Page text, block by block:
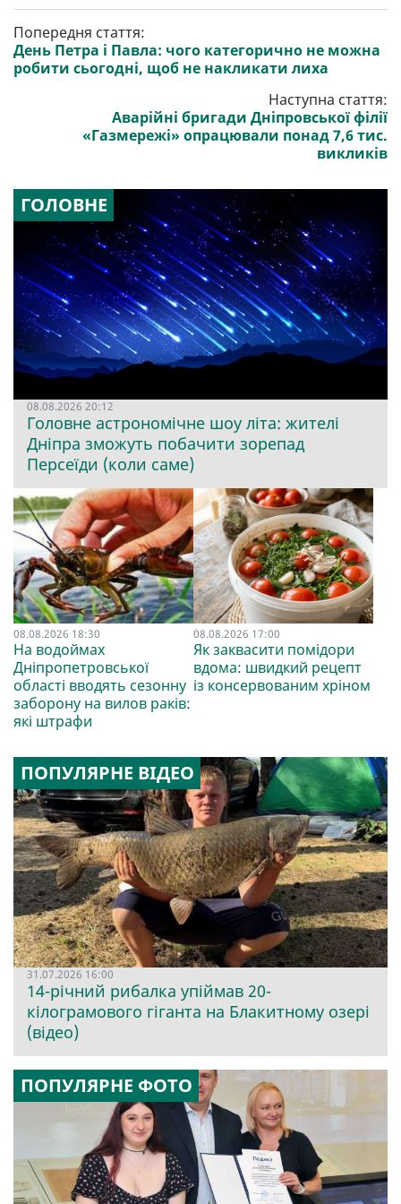
Попередня стаття:
День Петра і Павла: чого категорично не можна
робити сьогодні, щоб не накликати лиха
Наступна стаття:
Аварійні бригади Дніпровської філії
«Газмережі» опрацювали понад 7,6 тис.
викликів
ГОЛОВНЕ
08.08.2026 20:12
Головне астрономічне шоу літа: жителі
Дніпра зможуть побачити зорепад
Персеїди (коли саме)
08.08.2026 18:30
На водоймах
Дніпропетровської
області вводять сезонну
заборону на вилов раків:
які штрафи
08.08.2026 17:00
Як заквасити помідори
вдома: швидкий рецепт
із консервованим хріном
ПОПУЛЯРНЕ ВІДЕО
31.07.2026 16:00
14-річний рибалка упіймав 20-
кілограмового гіганта на Блакитному озері
(відео)
ПОПУЛЯРНЕ ФОТО